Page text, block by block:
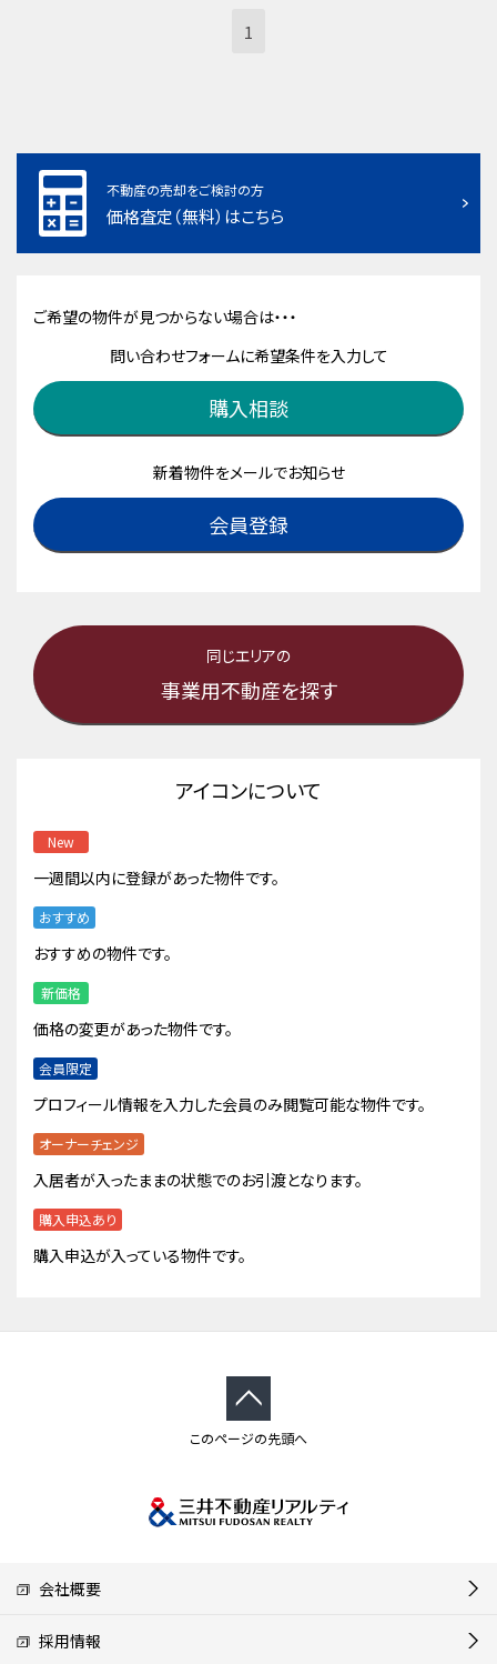
1
不動産の売却をご検討の方
価格査定（無料）はこちら
ご希望の物件が見つからない場合は・・・
問い合わせフォームに希望条件を入力して
購入相談
新着物件をメールでお知らせ
会員登録
同じエリアの
事業用不動産を探す
アイコンについて
New
一週間以内に登録があった物件です。
おすすめ
おすすめの物件です。
新価格
価格の変更があった物件です。
会員限定
プロフィール情報を入力した会員のみ閲覧可能な物件です。
オーナーチェンジ
入居者が入ったままの状態でのお引渡となります。
購入申込あり
購入申込が入っている物件です。
このページの先頭へ
会社概要
採用情報